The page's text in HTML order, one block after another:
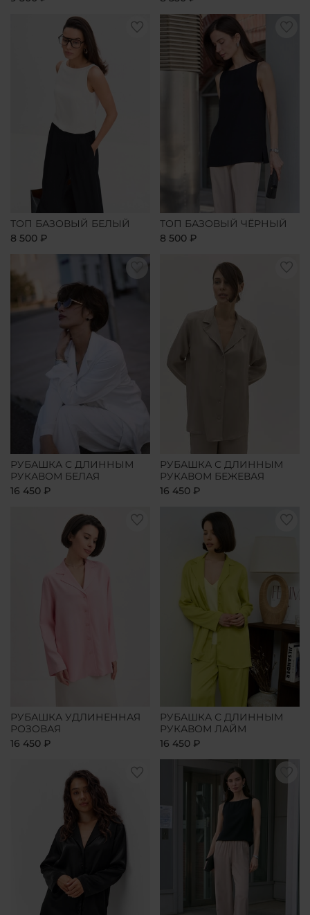
ТОП БАЗОВЫЙ БЕЛЫЙ
8 500 ₽
ТОП БАЗОВЫЙ ЧЁРНЫЙ
8 500 ₽
РУБАШКА С ДЛИННЫМ
РУКАВОМ БЕЛАЯ
16 450 ₽
РУБАШКА С ДЛИННЫМ
РУКАВОМ БЕЖЕВАЯ
16 450 ₽
РУБАШКА УДЛИНЕННАЯ
РОЗОВАЯ
16 450 ₽
РУБАШКА С ДЛИННЫМ
РУКАВОМ ЛАЙМ
16 450 ₽